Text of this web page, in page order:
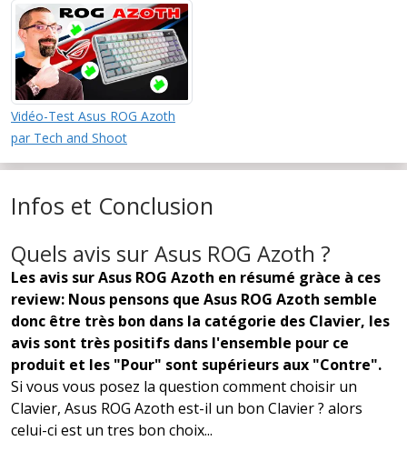
Vidéo-Test Asus ROG Azoth
par Tech and Shoot
Infos et Conclusion
Quels avis sur Asus ROG Azoth ?
Les avis sur Asus ROG Azoth en résumé gràce à ces
review: Nous pensons que Asus ROG Azoth semble
donc être très bon dans la catégorie des Clavier, les
avis sont très positifs dans l'ensemble pour ce
produit et les "Pour" sont supérieurs aux "Contre".
Si vous vous posez la question comment choisir un
Clavier, Asus ROG Azoth est-il un bon Clavier ? alors
celui-ci est un tres bon choix...